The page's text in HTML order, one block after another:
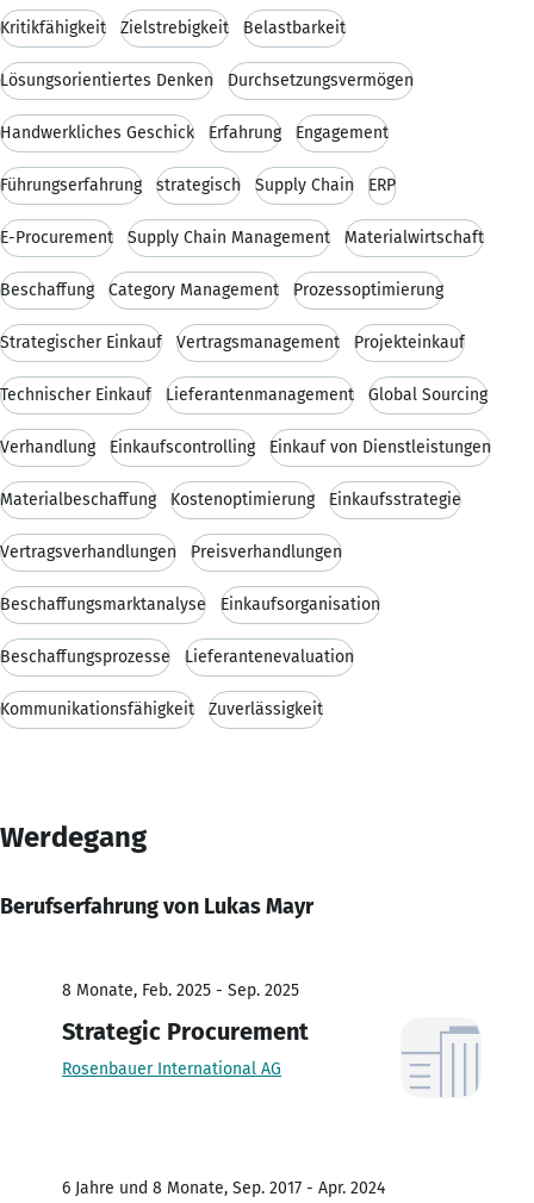
Kritikfähigkeit Zielstrebigkeit Belastbarkeit
Lösungsorientiertes Denken Durchsetzungsvermögen
Handwerkliches Geschick Erfahrung Engagement
Führungserfahrung strategisch Supply Chain ERP
E-Procurement Supply Chain Management Materialwirtschaft
Beschaffung Category Management Prozessoptimierung
Strategischer Einkauf Vertragsmanagement Projekteinkauf
Technischer Einkauf Lieferantenmanagement Global Sourcing
Verhandlung Einkaufscontrolling Einkauf von Dienstleistungen
Materialbeschaffung Kostenoptimierung Einkaufsstrategie
Vertragsverhandlungen Preisverhandlungen
Beschaffungsmarktanalyse Einkaufsorganisation
Beschaffungsprozesse Lieferantenevaluation
Kommunikationsfähigkeit Zuverlässigkeit
Werdegang
Berufserfahrung von Lukas Mayr
8 Monate, Feb. 2025 - Sep. 2025
Strategic Procurement
Rosenbauer International AG
6 Jahre und 8 Monate, Sep. 2017 - Apr. 2024